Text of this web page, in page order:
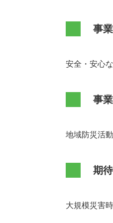
事
安全・安心
事
地域防災活
期
大規模災害